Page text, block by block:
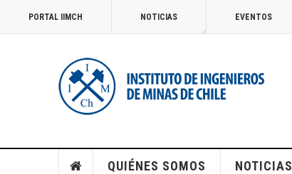
PORTAL IIMCH NOTICIAS EVENTOS
QUIÉNES SOMOS NOTICIAS